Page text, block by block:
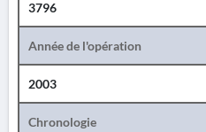
3796
Année de l'opération
2003
Chronologie